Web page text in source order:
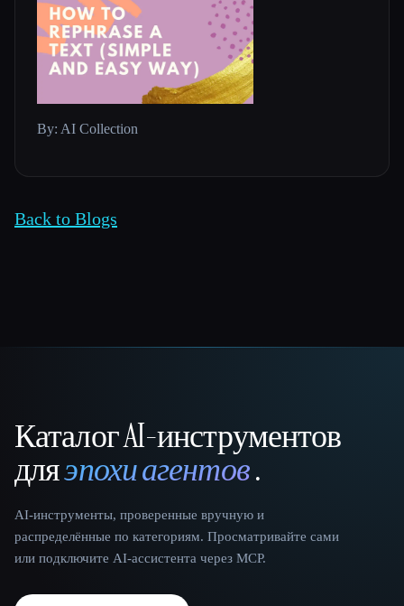
By: AI Collection
Back to Blogs
That AI Collection
Каталог AI-инструментов
дляэпохи агентов.
AI-инструменты, проверенные вручную и
распределённые по категориям. Просматривайте сами
или подключите AI-ассистента через MCP.